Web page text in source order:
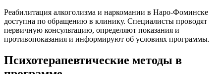
Реабилитация алкоголизма и наркомании в Наро-Фоминске
доступна по обращению в клинику. Специалисты проводят
первичную консультацию, определяют показания и
противопоказания и информируют об условиях программы.
Психотерапевтические методы в